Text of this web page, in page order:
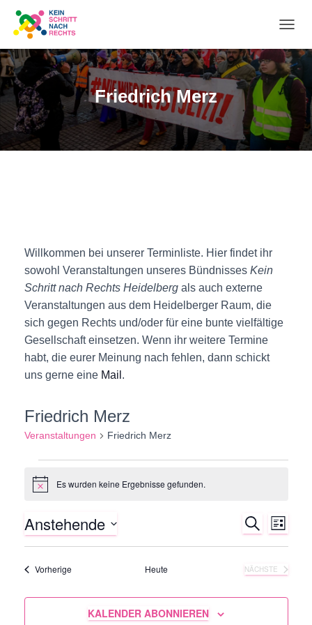
Friedrich Merz
Willkommen bei unserer Terminliste. Hier findet ihr
sowohl Veranstaltungen unseres Bündnisses Kein
Schritt nach Rechts Heidelbergals auch externe
Veranstaltungen aus dem Heidelberger Raum, die
sich gegen Rechts und/oder für eine bunte vielfältige
Gesellschaft einsetzen. Wenn ihr weitere Termine
habt, die eurer Meinung nach fehlen, dann schickt
uns gerne eine Mail .
Friedrich Merz
Veranstaltungen Friedrich Merz
Veranstaltungen
H
w
e
i
Es wurden keine Ergebnisse gefunden.
V
e
S
U
C
E
V
e
r
L
T
E
Anstehende
u
VorherigeVeranstaltungen Heute
NÄCHSTE
KALENDER ABONNIEREN